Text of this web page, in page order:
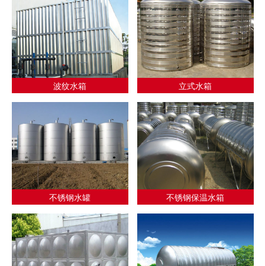
波纹水箱 立式水箱
不锈钢水罐 不锈钢保温水箱